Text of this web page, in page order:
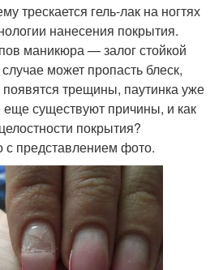
трескается гель-лак на ногтях
нанесения покрытия.
маникюра — залог стойкой
может пропасть блеск,
появятся трещины, паутинка уже
еще существуют причины, и как
покрытия?
представлением фото.